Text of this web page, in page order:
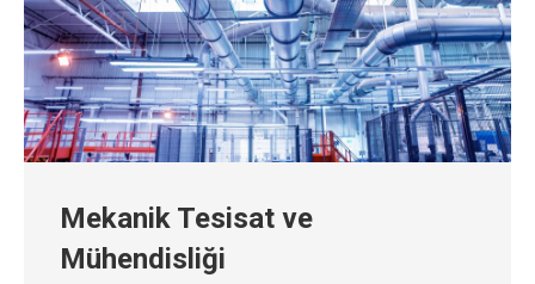
Mekanik Tesisat ve
Mühendisliği